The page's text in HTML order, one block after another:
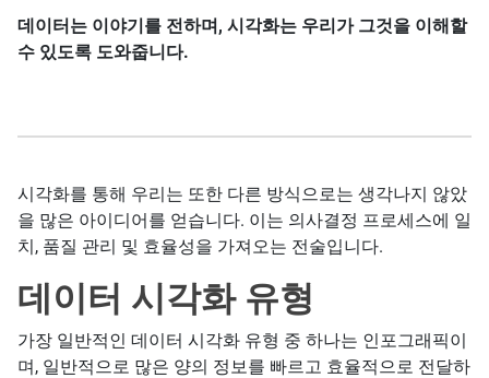
데이터는 이야기를 전하며, 시각화는 우리가 그것을 이해할
수 있도록 도와줍니다.
시각화를 통해 우리는 또한 다른 방식으로는 생각나지 않았
을 많은 아이디어를 얻습니다. 이는 의사결정 프로세스에 일
치, 품질 관리 및 효율성을 가져오는 전술입니다.
데이터 시각화 유형
가장 일반적인 데이터 시각화 유형 중 하나는 인포그래픽이
며, 일반적으로 많은 양의 정보를 빠르고 효율적으로 전달하